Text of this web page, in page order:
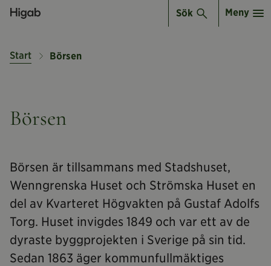
Sök Meny
Start Börsen
Börsen
Börsen är tillsammans med Stadshuset,
Wenngrenska Huset och Strömska Huset en
del av Kvarteret Högvakten på Gustaf Adolfs
Torg. Huset invigdes 1849 och var ett av de
dyraste byggprojekten i Sverige på sin tid.
Sedan 1863 äger kommunfullmäktiges